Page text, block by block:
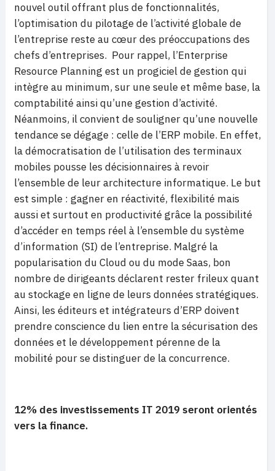
nouvel outil offrant plus de fonctionnalités,
l’optimisation du pilotage de l’activité globale de
l’entreprise reste au cœur des préoccupations des
chefs d’entreprises. Pour rappel, l’Enterprise
Resource Planning est un progiciel de gestion qui
intègre au minimum, sur une seule et même base, la
comptabilité ainsi qu’une gestion d’activité.
Néanmoins, il convient de souligner qu’une nouvelle
tendance se dégage : celle de l’ERP mobile. En effet,
la démocratisation de l’utilisation des terminaux
mobiles pousse les décisionnaires à revoir
l’ensemble de leur architecture informatique. Le but
est simple : gagner en réactivité, flexibilité mais
aussi et surtout en productivité grâce la possibilité
d’accéder en temps réel à l’ensemble du système
d’information (SI) de l’entreprise. Malgré la
popularisation du Cloud ou du mode Saas, bon
nombre de dirigeants déclarent rester frileux quant
au stockage en ligne de leurs données stratégiques.
Ainsi, les éditeurs et intégrateurs d’ERP doivent
prendre conscience du lien entre la sécurisation des
données et le développement pérenne de la
mobilité pour se distinguer de la concurrence.
12% des investissements IT 2019 seront orientés
vers la finance.